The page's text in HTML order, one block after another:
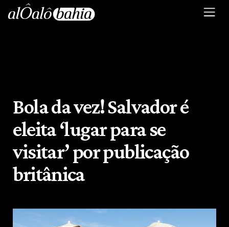
Bola da vez! Salvador é
eleita ‘lugar para se
visitar’ por publicação
britânica